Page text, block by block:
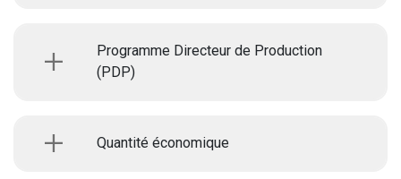
Programme Directeur de Production
(PDP)
Quantité économique